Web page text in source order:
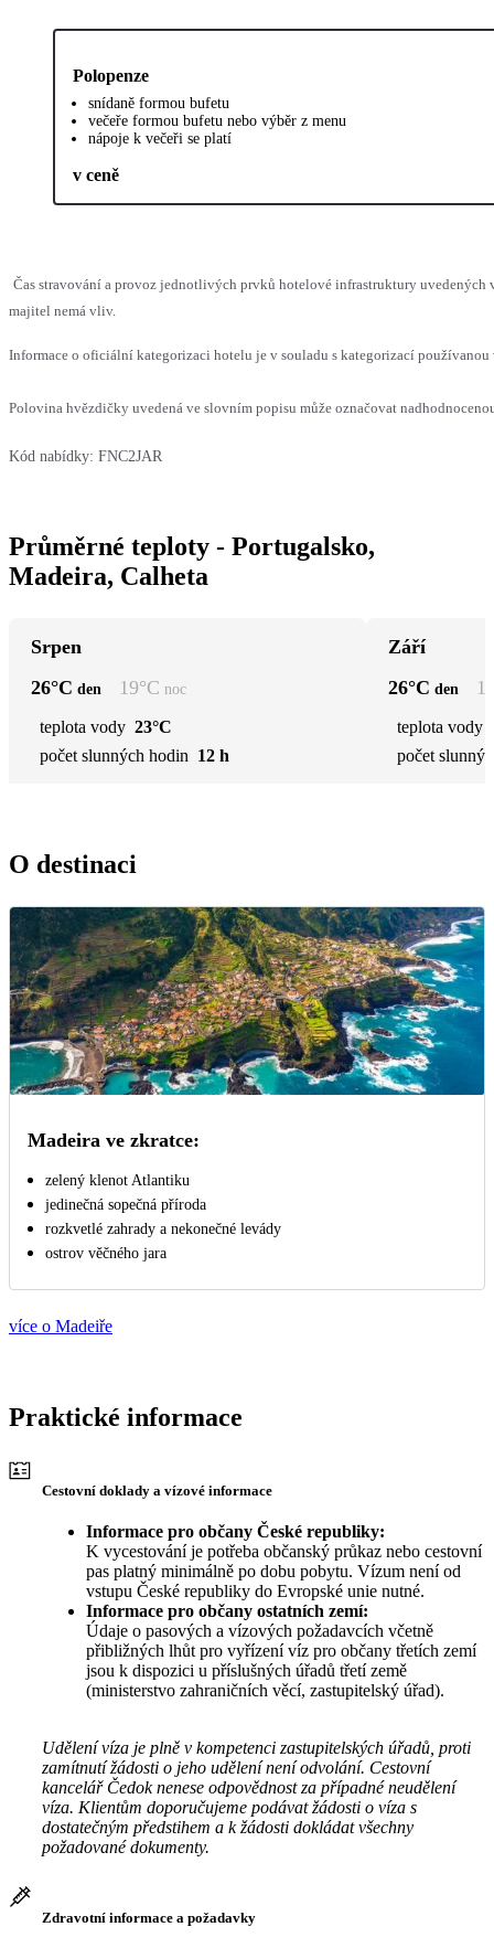
Polopenze
snídaně formou bufetu
večeře formou bufetu nebo výběr z menu
nápoje k večeři se platí
v ceně
Čas stravování a provoz jednotlivých prvků hotelové infrastruktury uvedených
majitel nemá vliv.
Informace o oficiální kategorizaci hotelu je v souladu s kategorizací
Polovina hvězdičky uvedená ve slovním popisu může označovat
Kód nabídky: FNC2JAR
Průměrné teploty - Portugalsko,
Madeira, Calheta
Srpen
26°C den 19°C noc
teplota vody 23°C
počet slunných hodin 12 h
Září
26°C den
teplota vody
počet
O destinaci
Madeira ve zkratce:
zelený klenot Atlantiku
jedinečná sopečná příroda
rozkvetlé zahrady a nekonečné levády
ostrov věčného jara
více o Madeiře
Praktické informace
Cestovní doklady a vízové informace
Informace pro občany České republiky:
K vycestování je potřeba občanský průkaz nebo cestovní
pas platný minimálně po dobu pobytu. Vízum není od
vstupu České republiky do Evropské unie nutné.
Informace pro občany ostatních zemí:
Údaje o pasových a vízových požadavcích včetně
přibližných lhůt pro vyřízení víz pro občany třetích zemí
jsou k dispozici u příslušných úřadů třetí země
(ministerstvo zahraničních věcí, zastupitelský úřad).
Udělení víza je plně v kompetenci zastupitelských úřadů, proti
zamítnutí žádosti o jeho udělení není odvolání. Cestovní
kancelář Čedok nenese odpovědnost za případné neudělení
víza. Klientům doporučujeme podávat žádosti o víza s
dostatečným předstihem a k žádosti dokládat všechny
požadované dokumenty.
Zdravotní informace a požadavky